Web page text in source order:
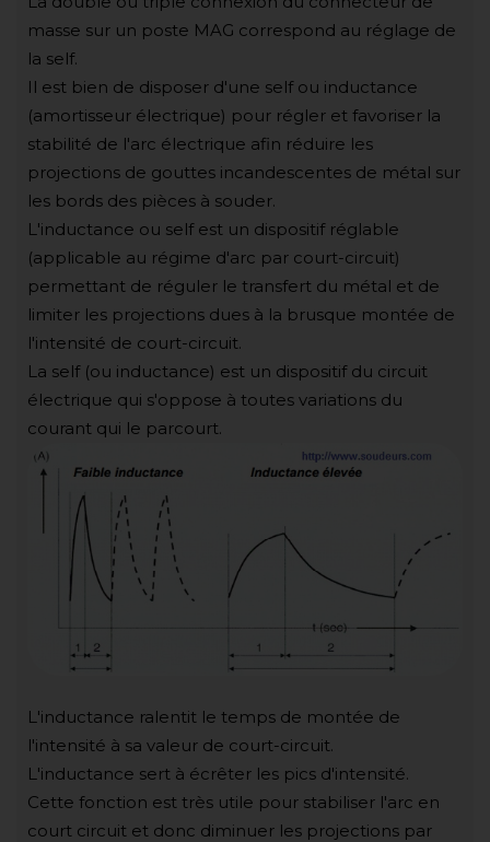
masse sur un poste MAG correspond au réglage de
la self.
Il est bien de disposer d'une self ou inductance
(amortisseur électrique) pour régler et favoriser la
stabilité de l'arc électrique afin réduire les
projections de gouttes incandescentes de métal sur
les bords des pièces à souder.
L'inductance ou self est un dispositif réglable
(applicable au régime d'arc par court-circuit)
permettant de réguler le transfert du métal et de
limiter les projections dues à la brusque montée de
l'intensité de court-circuit.
La self (ou inductance) est un dispositif du circuit
électrique qui s'oppose à toutes variations du
courant qui le parcourt.
L'inductance ralentit le temps de montée de
l'intensité à sa valeur de court-circuit.
L'inductance sert à écrêter les pics d'intensité.
Cette fonction est très utile pour stabiliser l'arc en
court circuit et donc diminuer les projections par